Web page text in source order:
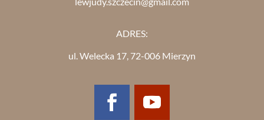
ADRES:
ul. Welecka 17, 72-006 Mierzyn